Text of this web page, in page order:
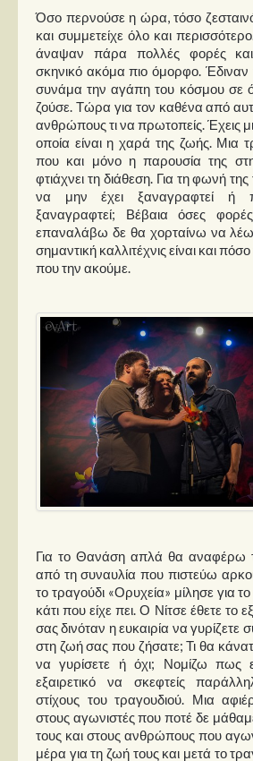
Όσο περνούσε η ώρα, τόσο
και συμμετείχε όλο και
άναψαν πάρα πολλές φορές
σκηνικό ακόμα πιο όμορφο. Έδιναν
συνάμα την αγάπη του κόσμου σε
ζούσε. Τώρα για τον καθένα από
ανθρώπους τι να πρωτοπείς. Έχεις
οποία είναι η χαρά της ζωής. Μια
που και μόνο η παρουσία της
φτιάχνει τη διάθεση. Για τη φωνή
να μην έχει ξαναγραφτεί
ξαναγραφτεί; Βέβαια όσες
επαναλάβω δε θα χορταίνω να
σημαντική καλλιτέχνις είναι και πόσο
που την ακούμε.
Για το Θανάση απλά θα αναφέρω
από τη συναυλία που πιστεύω
το τραγούδι «Ορυχεία» μίλησε για το
κάτι που είχε πει. Ο Νίτσε έθετε το
σας δινόταν η ευκαιρία να γυρίζετε
στη ζωή σας που ζήσατε; Τι θα
να γυρίσετε ή όχι; Νομίζω πως
εξαιρετικό να σκεφτείς
στίχους του τραγουδιού. Μια
στους αγωνιστές που ποτέ δε
τους και στους ανθρώπους που
μέρα για τη ζωή τους και μετά το